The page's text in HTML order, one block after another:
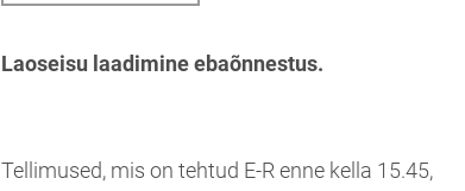
Laoseisu laadimine ebaõnnestus.
Tellimused, mis on tehtud E-R enne kella 15.45,